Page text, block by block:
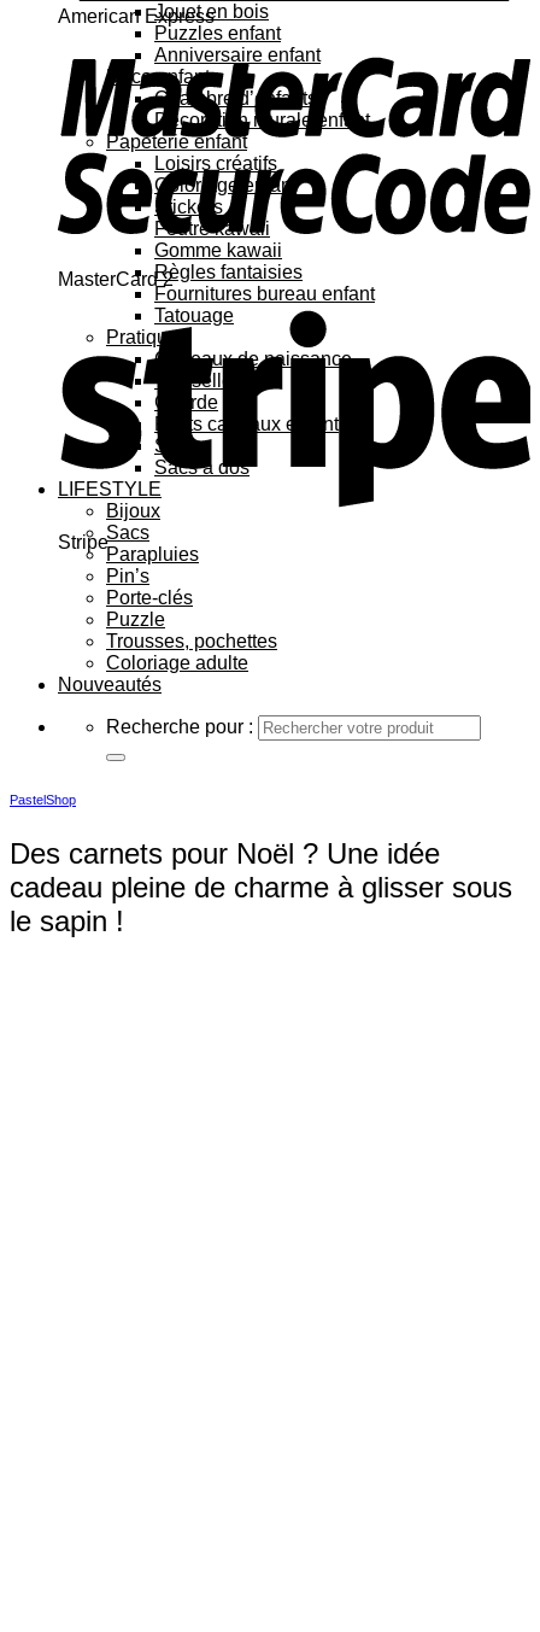
American Express
MasterCard 2
Stripe
Jouet en bois
Puzzles enfant
Anniversaire enfant
Déco enfant
Chambre d’enfants
Décoration murale enfant
Papeterie enfant
Loisirs créatifs
Coloriage enfant
Stickers
Feutre kawaii
Gomme kawaii
Règles fantaisies
Fournitures bureau enfant
Tatouage
Pratique
Cadeaux de naissance
Vaisselle
Gourde
Petits cadeaux enfant
Sacs
Sacs à dos
LIFESTYLE
Bijoux
Sacs
Parapluies
Pin’s
Porte-clés
Puzzle
Trousses, pochettes
Coloriage adulte
Nouveautés
Recherche pour :
PastelShop
Des carnets pour Noël ? Une idée
cadeau pleine de charme à glisser sous
le sapin !